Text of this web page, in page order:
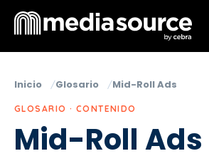
Inicio Glosario Mid-Roll Ads
GLOSARIO · CONTENIDO
Mid-Roll Ads